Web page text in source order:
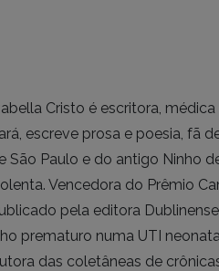
Cristo é escritora,
escreve prosa e poesia, fã
São Paulo e do antigo Ninho
Vencedora do Prêmio
pela editora
prematuro numa UTI
das coletâneas de